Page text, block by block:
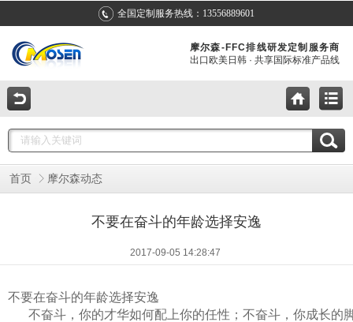
全国定制服务热线：13556889601
摩尔森-FFC排线研发定制服务商
出口欧美日韩 · 共享国际标准产品线
首页 摩尔森动态
不要在奋斗的年龄选择安逸
2017-09-05 14:28:47
不要在奋斗的年龄选择安逸
不奋斗，你的才华如何配上你的任性；不奋斗，你成长的